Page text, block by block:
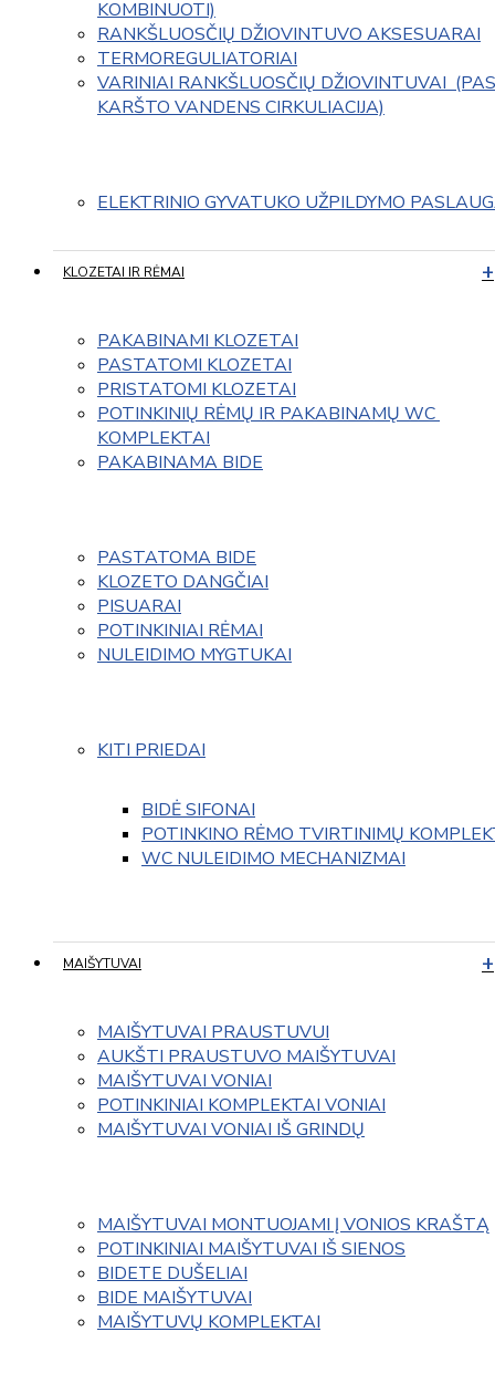
KOMBINUOTI)
RANKŠLUOSČIŲ DŽIOVINTUVO AKSESUARAI
TERMOREGULIATORIAI
VARINIAI RANKŠLUOSČIŲ DŽIOVINTUVAI
KARŠTO VANDENS CIRKULIACIJA)
ELEKTRINIO GYVATUKO UŽPILDYMO
KLOZETAI IR RĖMAI
PAKABINAMI KLOZETAI
PASTATOMI KLOZETAI
PRISTATOMI KLOZETAI
POTINKINIŲ RĖMŲ IR PAKABINAMŲ WC
KOMPLEKTAI
PAKABINAMA BIDE
PASTATOMA BIDE
KLOZETO DANGČIAI
PISUARAI
POTINKINIAI RĖMAI
NULEIDIMO MYGTUKAI
KITI PRIEDAI
BIDĖ SIFONAI
POTINKINO RĖMO TVIRTINIMŲ
WC NULEIDIMO MECHANIZMAI
MAIŠYTUVAI
MAIŠYTUVAI PRAUSTUVUI
AUKŠTI PRAUSTUVO MAIŠYTUVAI
MAIŠYTUVAI VONIAI
POTINKINIAI KOMPLEKTAI VONIAI
MAIŠYTUVAI VONIAI IŠ GRINDŲ
MAIŠYTUVAI MONTUOJAMI Į VONIOS KRAŠTĄ
POTINKINIAI MAIŠYTUVAI IŠ SIENOS
BIDETE DUŠELIAI
BIDE MAIŠYTUVAI
MAIŠYTUVŲ KOMPLEKTAI